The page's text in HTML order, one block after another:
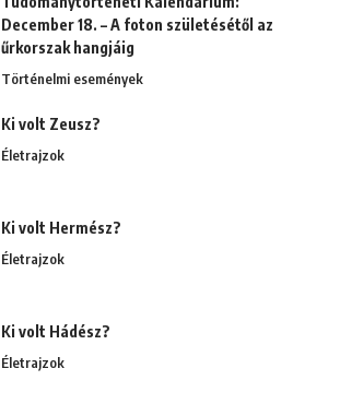
December 18. – A foton születésétől az
űrkorszak hangjáig
Történelmi események
Ki volt Zeusz?
Életrajzok
Ki volt Hermész?
Életrajzok
Ki volt Hádész?
Életrajzok